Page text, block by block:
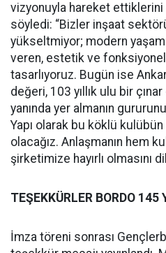
vizyonuyla hareket ettiklerini
söyledi: “Bizler inşaat
yükseltmiyor; modern
veren, estetik ve fonksiyonel
tasarlıyoruz. Bugün ise
değeri, 103 yıllık ulu bir
yanında yer almanın
Yapı olarak bu köklü
olacağız. Anlaşmanın hem
şirketimize hayırlı olmasını
TEŞEKKÜRLER BORDO 145
İmza töreni sonrası